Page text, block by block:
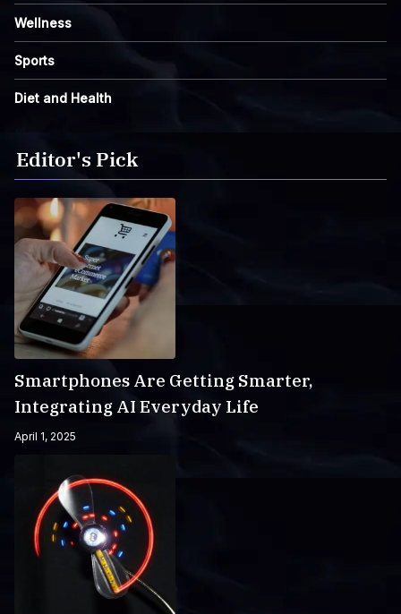
Wellness
Sports
Diet and Health
Editor's Pick
Smartphones Are Getting Smarter,
Integrating AI Everyday Life
April 1, 2025